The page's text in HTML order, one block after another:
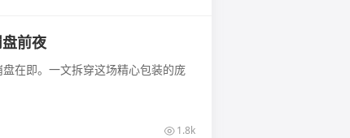
前夜
在即。一文拆穿这场精心包装的庞
1.8k